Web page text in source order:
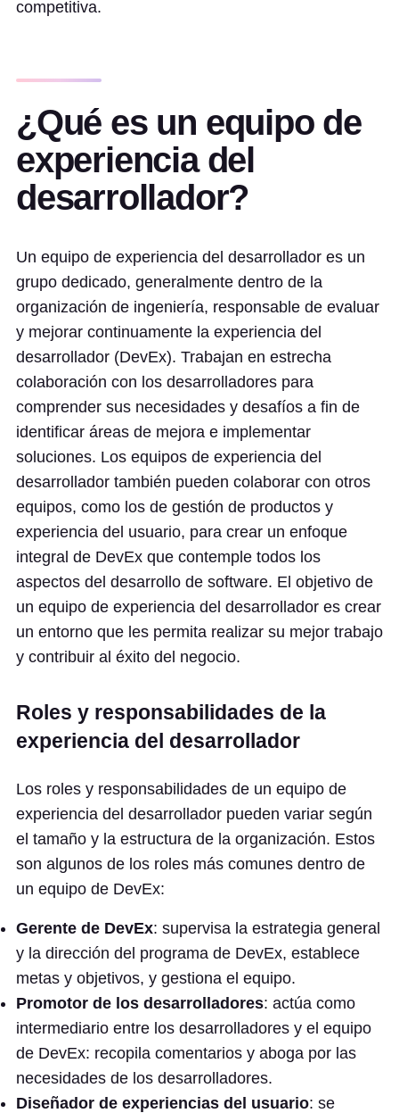
competitiva.
¿Qué es un equipo de
experiencia del
desarrollador?
Un equipo de experiencia del desarrollador es un
grupo dedicado, generalmente dentro de la
organización de ingeniería, responsable de evaluar
y mejorar continuamente la experiencia del
desarrollador (DevEx). Trabajan en estrecha
colaboración con los desarrolladores para
comprender sus necesidades y desafíos a fin de
identificar áreas de mejora e implementar
soluciones. Los equipos de experiencia del
desarrollador también pueden colaborar con otros
equipos, como los de gestión de productos y
experiencia del usuario, para crear un enfoque
integral de DevEx que contemple todos los
aspectos del desarrollo de software. El objetivo de
un equipo de experiencia del desarrollador es crear
un entorno que les permita realizar su mejor trabajo
y contribuir al éxito del negocio.
Roles y responsabilidades de la
experiencia del desarrollador
Los roles y responsabilidades de un equipo de
experiencia del desarrollador pueden variar según
el tamaño y la estructura de la organización. Estos
son algunos de los roles más comunes dentro de
un equipo de DevEx:
Gerente de DevEx: supervisa la estrategia general
y la dirección del programa de DevEx, establece
metas y objetivos, y gestiona el equipo.
Promotor de los desarrolladores: actúa como
intermediario entre los desarrolladores y el equipo
de DevEx: recopila comentarios y aboga por las
necesidades de los desarrolladores.
Diseñador de experiencias del usuario: se